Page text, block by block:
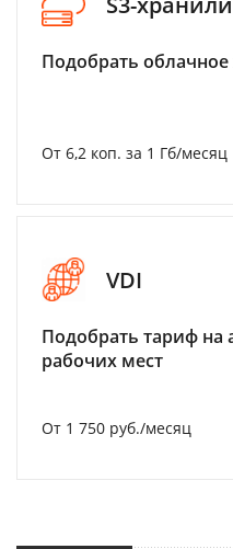
Подобрать
От 6,2 коп. за 1 Гб/месяц
VDI
Подобрать тариф на
рабочих мест
От 1 750 руб./месяц